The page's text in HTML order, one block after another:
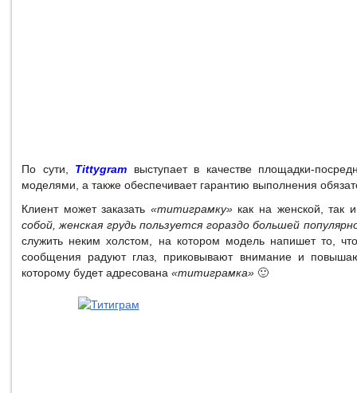
По сути, Tittygram выступает в качестве площадки-
моделями, а также обеспечивает гарантию выполнения
Клиент может заказать «титиграмку»как на женской, так
собой, женская грудь пользуется гораздо большей
служить неким холстом, на котором модель напишет то,
сообщения радуют глаз, приковывают внимание и
которому будет адресована «титиграмка» 🙂